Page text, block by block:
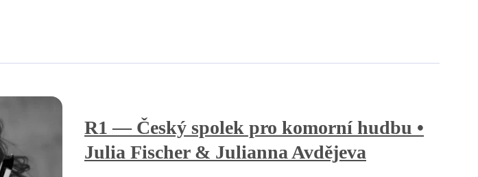
R1 — Český spolek pro komorní hudbu •
Julia Fischer & Julianna Avdějeva